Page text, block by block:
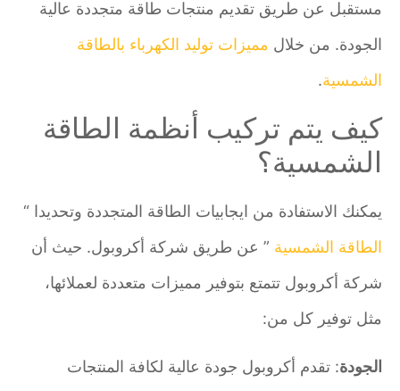
مستقبل عن طريق تقديم منتجات طاقة متجددة عالية
الجودة. من خلالمميزات توليد الكهرباء بالطاقة
الشمسية.
كيف يتم تركيب أنظمة الطاقة
الشمسية؟
يمكنك الاستفادة من ايجابيات الطاقة المتجددة وتحديدا “
الطاقة الشمسية” عن طريق شركة أكروبول. حيث أن
شركة أكروبول تتمتع بتوفير مميزات متعددة لعملائها،
مثل توفير كل من:
الجودة: تقدم أكروبول جودة عالية لكافة المنتجات